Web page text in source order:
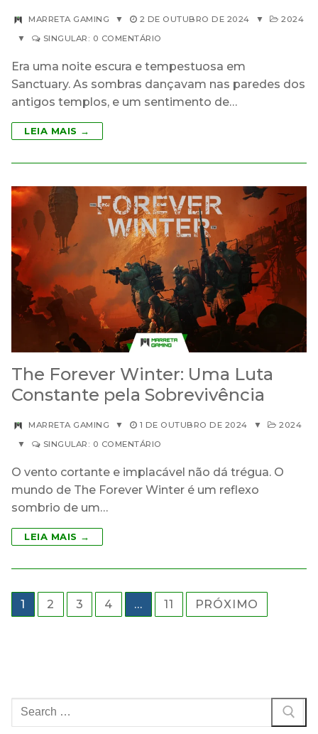
MARRETA GAMING ▼ 2 DE OUTUBRO DE 2024 ▼
2024
▼
SINGULAR: 0 COMENTÁRIO
Era uma noite escura e tempestuosa em
Sanctuary. As sombras dançavam nas paredes dos
antigos templos, e um sentimento de…
LEIA MAIS →
The Forever Winter: Uma Luta
Constante pela Sobrevivência
MARRETA GAMING ▼ 1 DE OUTUBRO DE 2024 ▼
2024
▼
SINGULAR: 0 COMENTÁRIO
O vento cortante e implacável não dá trégua. O
mundo de The Forever Winter é um reflexo
sombrio de um…
LEIA MAIS →
Paginação
1 2 3 4 … 11 PRÓXIMO
Pesquisar
por: